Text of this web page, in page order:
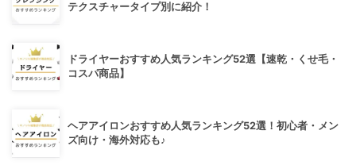
テクスチャータイプ別に紹介！
ドライヤーおすすめ人気ランキング52選【速乾・くせ毛・
コスパ商品】
ヘアアイロンおすすめ人気ランキング52選！初心者・メン
ズ向け・海外対応も♪